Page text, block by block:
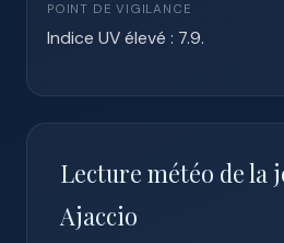
POINT DE VIGILANCE
Indice UV élevé : 7.9.
Lecture météo de la
Ajaccio